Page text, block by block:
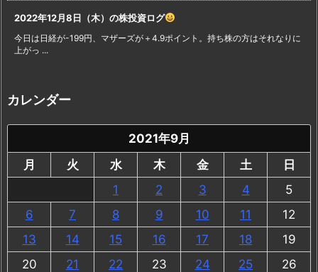
2022年12月8日（木）の株投資ログ
今日は日経が-199円、マザーズが＋4.9ポイント。持ち株の方はそれなりに
上がっ ...
カレンダー
2021年9月
月
火 水 木 金 土
日
1
2 3 4
5
6
7 8 9 10 11
12
13
14 15 16 17 18
19
20
21 22 23 24 25
26